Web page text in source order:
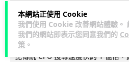
本網站正使用 Cookie
我們使用 Cookie 改善網站體驗。
我們的網站即表示您同意我們的
策 。
港大研原子級新晶片
一億倍 手機人臉識別
香港大學團隊成功研發原子級厚度
比傳統 CPU 搜尋速度快約 1 億倍